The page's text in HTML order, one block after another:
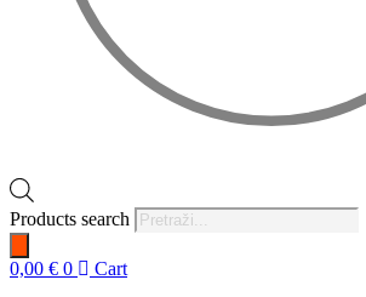
Products search
0,00 € 0
Cart